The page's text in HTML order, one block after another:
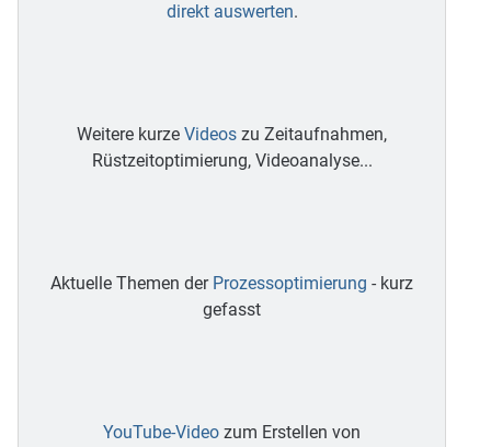
direkt auswerten.
Weitere kurze Videos zu Zeitaufnahmen,
Rüstzeitoptimierung, Videoanalyse...
Aktuelle Themen der Prozessoptimierung - kurz
gefasst
YouTube-Video zum Erstellen von